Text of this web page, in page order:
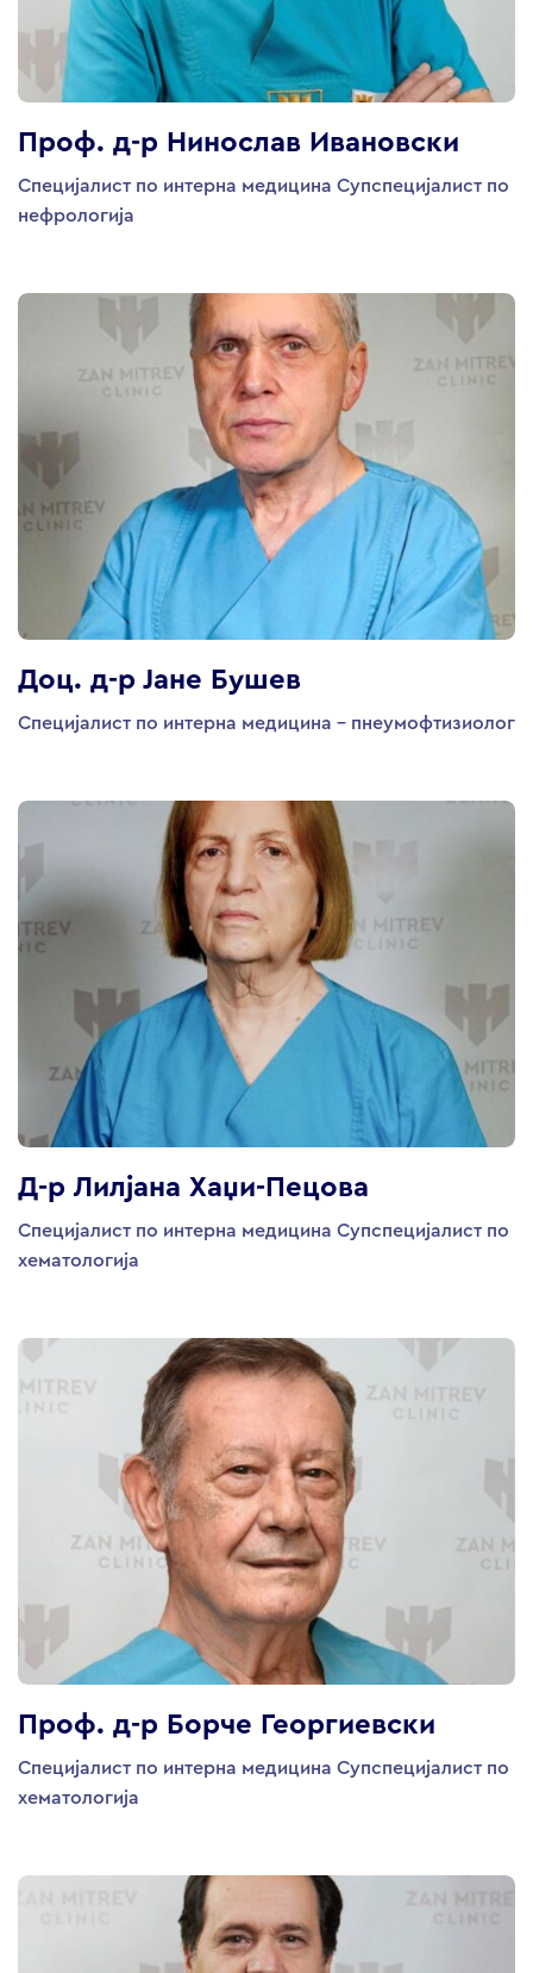
Проф. д-р Нинослав Ивановски
Специјалист по интерна медицина Супспецијалист по
нефрологија
Доц. д-р Јане Бушев
Специјалист по интерна медицина - пнеумофтизиолог
Д-р Лилјана Хаџи-Пецова
Специјалист по интерна медицина Супспецијалист по
хематологија
Проф. д-р Борче Георгиевски
Специјалист по интерна медицина Cупспецијалист по
хематологија